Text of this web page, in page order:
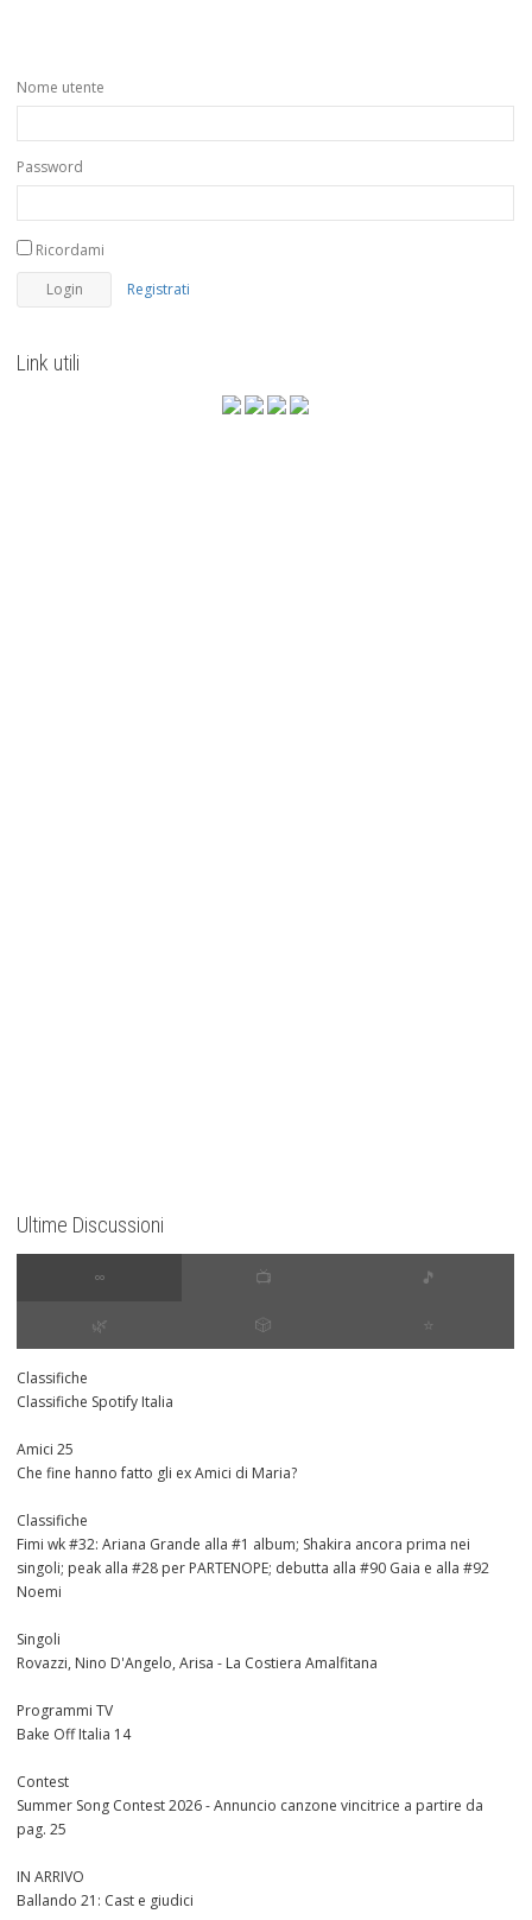
Nome utente
Password
Ricordami
Registrati
Link utili
Ultime Discussioni
∞ 📺 🎵
🌿 🎲 ⭐️
Classifiche
Classifiche Spotify Italia
Amici 25
Che fine hanno fatto gli ex Amici di Maria?
Classifiche
Fimi wk #32: Ariana Grande alla #1 album; Shakira ancora prima nei
singoli; peak alla #28 per PARTENOPE; debutta alla #90 Gaia e alla #92
Noemi
Singoli
Rovazzi, Nino D'Angelo, Arisa - La Costiera Amalfitana
Programmi TV
Bake Off Italia 14
Contest
Summer Song Contest 2026 - Annuncio canzone vincitrice a partire da
pag. 25
IN ARRIVO
Ballando 21: Cast e giudici